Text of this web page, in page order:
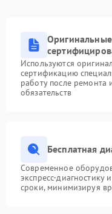
Используются
сертификацию
работу после ремонта
обязательств
Бесплатная
Современное
экспресс-диагностику
сроки, минимизируя